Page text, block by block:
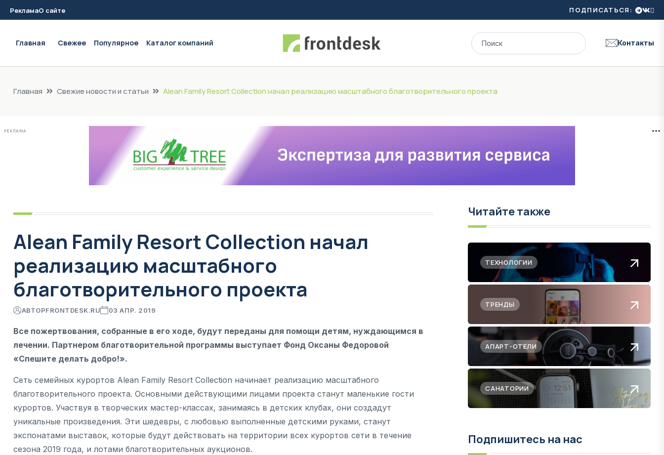
РекламаО сайте ПОДПИСАТЬСЯ:
Главная Свежее Популярное Каталог компаний Контакты
Главная Свежие новости и статьи Alean Family Resort Collection начал реализацию масштабного благотворительного проекта
РЕКЛАМА
Alean Family Resort Collection начал
реализацию масштабного
благотворительного проекта
АВТОРFRONTDESK.RU 03 АПР. 2019
Все пожертвования, собранные в его ходе, будут переданы для помощи детям, нуждающимся в
лечении. Партнером благотворительной программы выступает Фонд Оксаны Федоровой
«Спешите делать добро!».
Сеть семейных курортов Alean Family Resort Collection начинает реализацию масштабного
благотворительного проекта. Основными действующими лицами проекта станут маленькие гости
курортов. Участвуя в творческих мастер-классах, занимаясь в детских клубах, они создадут
уникальные произведения. Эти шедевры, с любовью выполненные детскими руками, станут
экспонатами выставок, которые будут действовать на территории всех курортов сети в течение
сезона 2019 года, и лотами благотворительных аукционов.
Читайте также
ТЕХНОЛОГИИ
ТРЕНДЫ
АПАРТ-ОТЕЛИ
САНАТОРИИ
Подпишитесь на нас